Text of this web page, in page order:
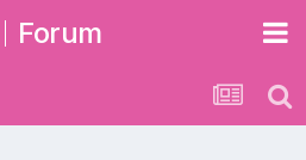
Forum